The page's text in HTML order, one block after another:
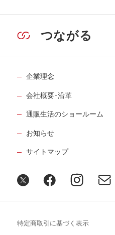
つながる
企業理念
会社概要･沿革
通販生活のショールーム
お知らせ
サイトマップ
特定商取引に基づく表示